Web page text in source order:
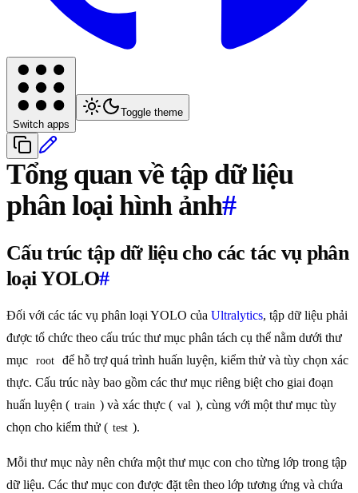
Switch apps
Toggle theme
Tổng quan về tập dữ liệu
phân loại hình ảnh#
Cấu trúc tập dữ liệu cho các tác vụ phân
loại YOLO#
Đối với các tác vụ phân loại YOLO của Ultralytics, tập dữ liệu phải
được tổ chức theo cấu trúc thư mục phân tách cụ thể nằm dưới thư
mục
root
để hỗ trợ quá trình huấn luyện, kiểm thử và tùy chọn xác
thực. Cấu trúc này bao gồm các thư mục riêng biệt cho giai đoạn
huấn luyện ( train ) và xác thực ( val ), cùng với một thư mục tùy
chọn cho kiểm thử ( test ).
Mỗi thư mục này nên chứa một thư mục con cho từng lớp trong tập
dữ liệu. Các thư mục con được đặt tên theo lớp tương ứng và chứa